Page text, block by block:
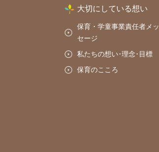
大切にしている想い
保育・学童事業責任者メッ
セージ
私たちの想い･理念･目標
保育のこころ